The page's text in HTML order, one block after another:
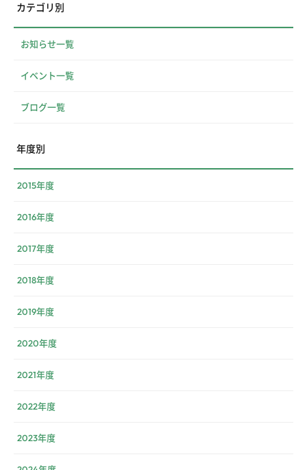
カテゴリ別
お知らせ一覧
イベント一覧
ブログ一覧
年度別
2015年度
2016年度
2017年度
2018年度
2019年度
2020年度
2021年度
2022年度
2023年度